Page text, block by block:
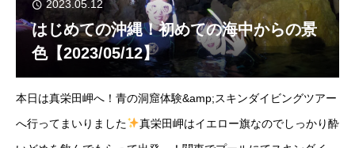
2023.05.12
はじめての沖縄！初めての海中からの景
色【2023/05/12】
本日は真栄田岬へ！青の洞窟体験&amp;スキンダイビングツアー
へ行ってまいりました
真栄田岬はイエロー旗なのでしっかり酔